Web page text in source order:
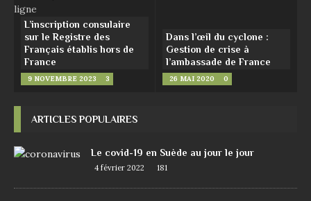
L’inscription consulaire
sur le Registre des
Français établis hors de
France
9 NOVEMBRE 2023 3
Dans l’œil du cyclone :
Gestion de crise à
l’ambassade de France
26 MAI 2020 0
ARTICLES POPULAIRES
Le covid-19 en Suède au jour le jour
4 février 2022 181